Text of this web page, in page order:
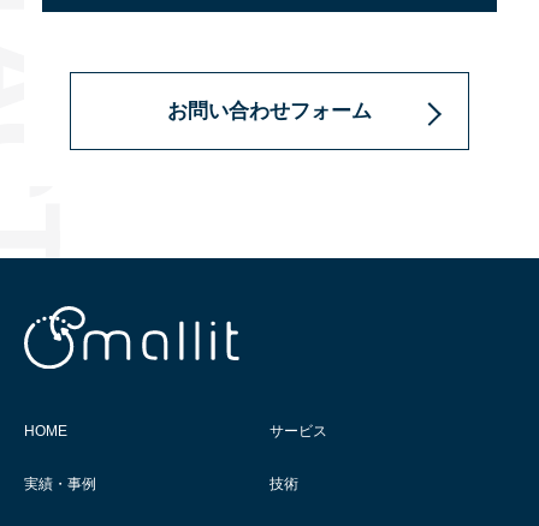
お問い合わせフォーム
HOME サービス
実績・事例 技術